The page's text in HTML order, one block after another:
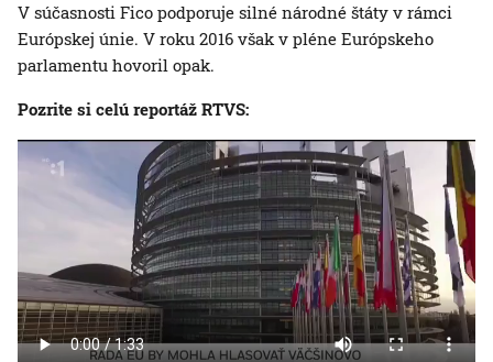
V súčasnosti Fico podporuje silné národné štáty v rámci
Európskej únie. V roku 2016 však v pléne Európskeho
parlamentu hovoril opak.
Pozrite si celú reportáž RTVS: